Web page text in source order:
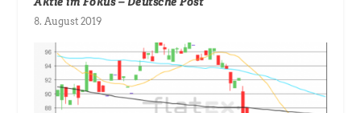
8. August 2019